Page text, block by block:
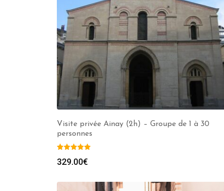
Visite privée Ainay (2h) – Groupe de 1 à 30
personnes
329.00€